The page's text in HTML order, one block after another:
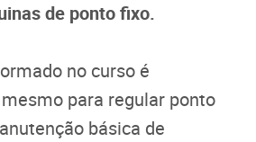
de ponto fixo.
no curso é
para regular ponto
básica de